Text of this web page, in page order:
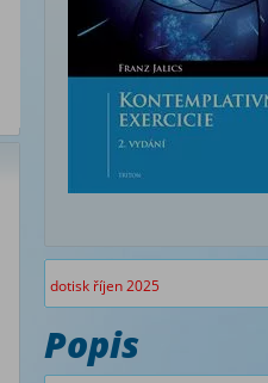
dotisk říjen 2025
Popis